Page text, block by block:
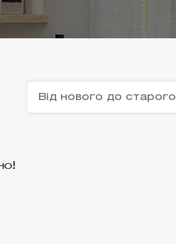
Від нового до старого